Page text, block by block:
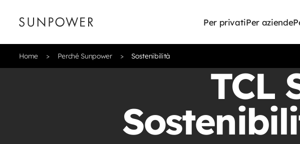
Per privatiPer aziende
Home Perché Sunpower Sostenibilità
TCL